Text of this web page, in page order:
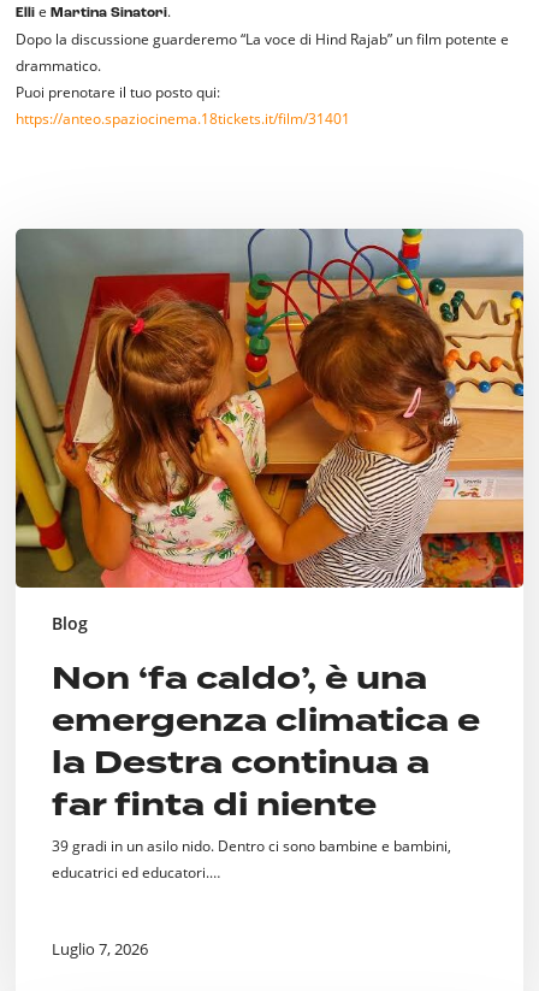
Elli eMartina Sinatori.
Dopo la discussione guarderemo “La voce di Hind Rajab” un film potente e
drammatico.
Puoi prenotare il tuo posto qui:
https://anteo.spaziocinema.18tickets.it/film/31401
Blog
Non
‘fa
caldo’,
una
emergenza
climatica
e
la
Destra
continua
a
far
finta
Non ‘fa caldo’, è una
emergenza climatica e
la Destra continua a
far finta di niente
39 gradi in un asilo nido. Dentro ci sono bambine e bambini,
educatrici ed educatori.…
Luglio 7, 2026